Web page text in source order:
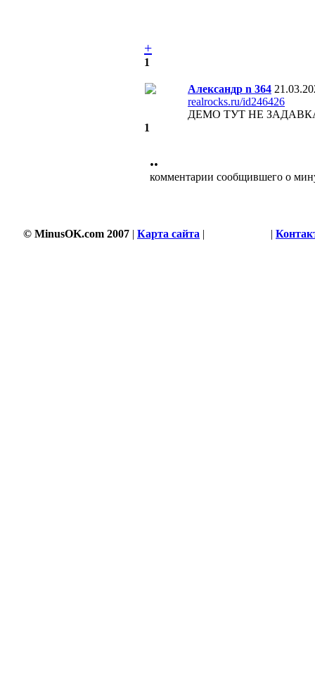
+
1
Александр n 364
realrocks.ru/id246426
ДЕМО ТУТ НЕ
1
••
комментарии сообщившего о
© MinusOK.com 2007 | Карта сайта | |